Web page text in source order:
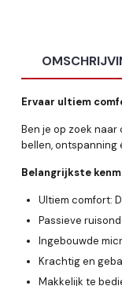
Ervaar ultiem
Ben je op zoek
bellen, ontspanning
Belangrijkste
Ultiem comfort:
Passieve
Ingebouwde
Krachtig en
Makkelijk te